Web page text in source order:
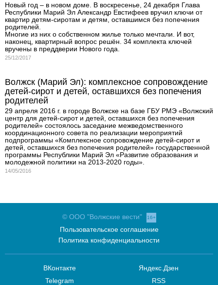
Новый год – в новом доме. В воскресенье, 24 декабря Глава
Республики Марий Эл Александр Евстифеев вручил ключи от
квартир детям-сиротам и детям, оставшимся без попечения
родителей.
Многие из них о собственном жилье только мечтали. И вот,
наконец, квартирный вопрос решён. 34 комплекта ключей
вручены в преддверии Нового года.
25/12/2017
Волжск (Марий Эл): комплексное сопровождение
детей-сирот и детей, оставшихся без попечения
родителей
29 апреля 2016 г. в городе Волжске на базе ГБУ РМЭ «Волжский
центр для детей-сирот и детей, оставшихся без попечения
родителей» состоялось заседание межведомственного
координационного совета по реализации мероприятий
подпрограммы «Комплексное сопровождение детей-сирот и
детей, оставшихся без попечения родителей» государственной
программы Республики Марий Эл «Развитие образования и
молодежной политики на 2013-2020 годы».
14/05/2016
© ООО "Волжские вести" 16+
Пользовательское соглашение
Политика конфиденциальности
ВКонтакте
Telegram
Яндекс.Дзен
RSS